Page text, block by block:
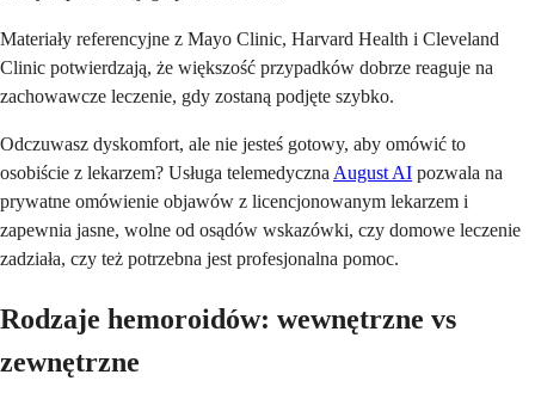
Materiały referencyjne z Mayo Clinic, Harvard Health i Cleveland
Clinic potwierdzają, że większość przypadków dobrze reaguje na
zachowawcze leczenie, gdy zostaną podjęte szybko.
Odczuwasz dyskomfort, ale nie jesteś gotowy, aby omówić to
osobiście z lekarzem? Usługa telemedyczna August AI pozwala na
prywatne omówienie objawów z licencjonowanym lekarzem i
zapewnia jasne, wolne od osądów wskazówki, czy domowe leczenie
zadziała, czy też potrzebna jest profesjonalna pomoc.
Rodzaje hemoroidów: wewnętrzne vs
zewnętrzne